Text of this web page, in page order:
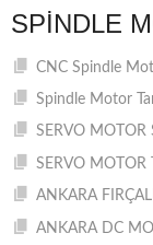
SPINDLE
CNC Spindle
Spindle Motor
SERVO MOTOR
SERVO MOTOR
ANKARA
ANKARA DC